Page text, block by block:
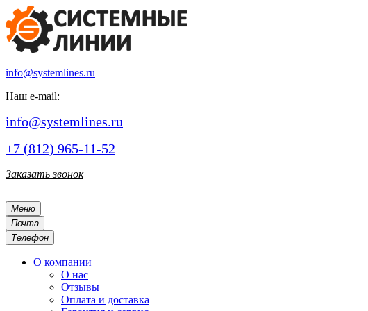
info@systemlines.ru
Наш e-mail:
info@systemlines.ru
+7 (812) 965-11-52
Заказать звонок
Меню
Почта
Телефон
О компании
О нас
Отзывы
Оплата и доставка